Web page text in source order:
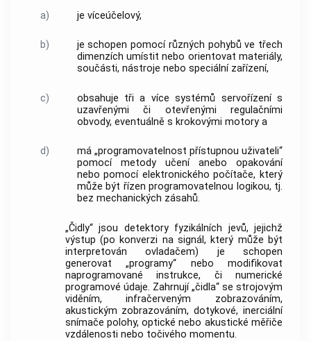
a)
je víceúčelový,
b)
je schopen pomocí různých pohybů ve třech
dimenzích umístit nebo orientovat materiály,
součásti, nástroje nebo speciální zařízení,
c)
obsahuje tři a více systémů servořízení s
uzavřenými či otevřenými regulačními
obvody, eventuálně s krokovými motory a
d)
má „programovatelnost přístupnou uživateli“
pomocí metody učení anebo opakování
nebo pomocí elektronického počítače, který
může být řízen programovatelnou logikou, tj.
bez mechanických zásahů.
„Čidly“ jsou detektory fyzikálních jevů, jejichž
výstup (po konverzi na signál, který může být
interpretován ovladačem) je schopen
generovat „programy“ nebo modifikovat
naprogramované instrukce, či numerické
programové údaje. Zahrnují „čidla“ se strojovým
viděním, infračerveným zobrazováním,
akustickým zobrazováním, dotykové, inerciální
snímače polohy, optické nebo akustické měřiče
vzdálenosti nebo točivého momentu.